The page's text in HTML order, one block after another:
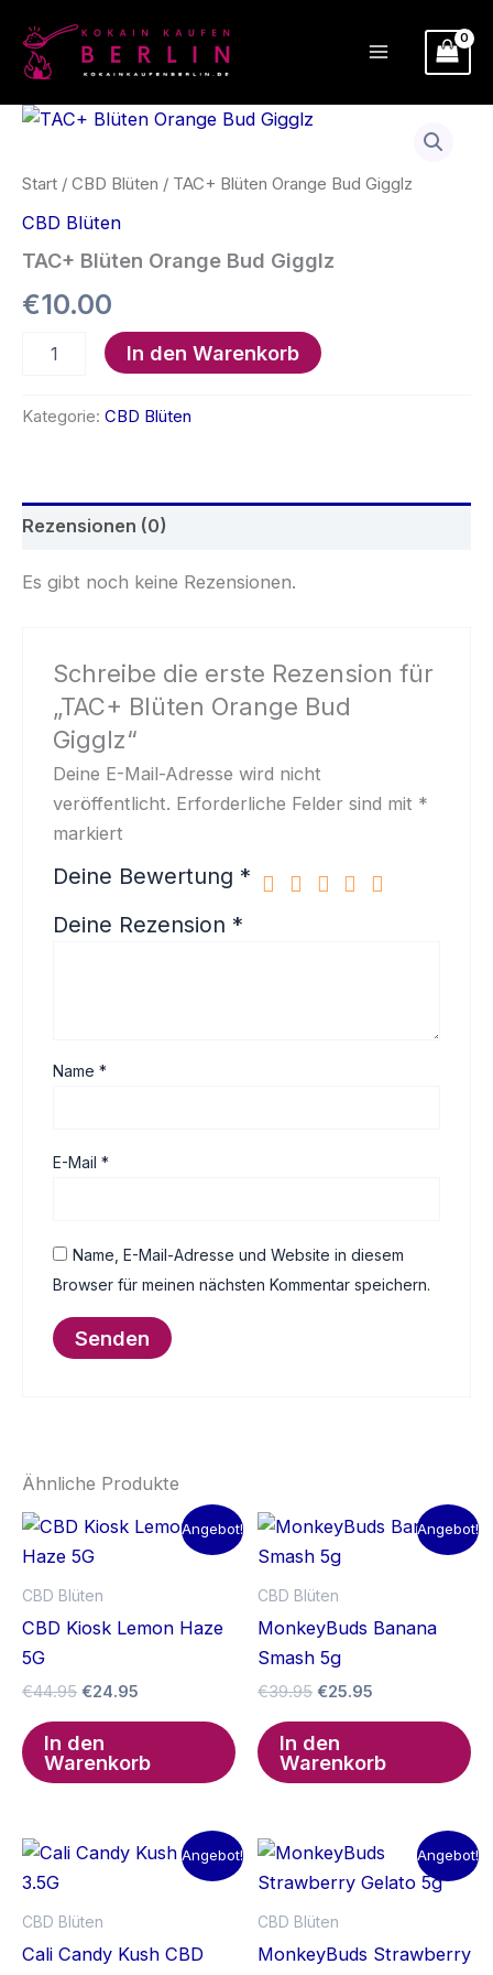
Inhalt
springen
Start / CBD Blüten / TAC+ Blüten Orange Bud Gigglz
CBD Blüten
TAC+ Blüten Orange Bud Gigglz
€10.00
Blüten
Bud
Gigglz
In den Warenkorb
Kategorie: CBD Blüten
Rezensionen (0)
Es gibt noch keine Rezensionen.
Schreibe die erste Rezension für
„TAC+ Blüten Orange Bud
Gigglz“
Deine E-Mail-Adresse wird nicht
veröffentlicht. Erforderliche Felder sind mit *
markiert
Deine Bewertung *
Deine Rezension *
Name*
E-Mail*
Name, E-Mail-Adresse und Website in diesem
Browser für meinen nächsten Kommentar speichern.
Ähnliche Produkte
Angebot!
CBD Blüten
CBD Kiosk Lemon Haze
5G
€44.95 Ursprünglicher
€44.95
€24.95
€24.95.
In den
Warenkorb
Angebot!
CBD Blüten
MonkeyBuds Banana
Smash 5g
€39.95 Ursprünglicher
€39.95
€25.95
€25.95.
In den
Warenkorb
Angebot!
CBD Blüten
Cali Candy Kush CBD
Angebot!
CBD Blüten
MonkeyBuds Strawberry